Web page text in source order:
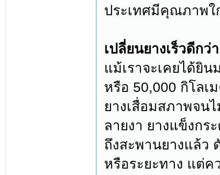
ประเทศมีคุณภาพใ
เปลี่ยนยางเร็วดีกว่า
แม้เราจะเคยได้ยิ
หรือ 50,000 กิโลเ
ยางเสื่อมสภาพจน
ลายงา ยางแข็งกร
ถึงสะพานยางแล้ว
หรือระยะทาง แต่ค